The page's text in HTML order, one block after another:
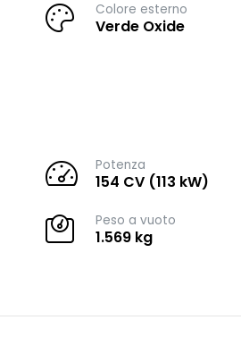
Colore esterno
Verde Oxide
Potenza
154 CV (113 kW)
Peso a vuoto
1.569 kg